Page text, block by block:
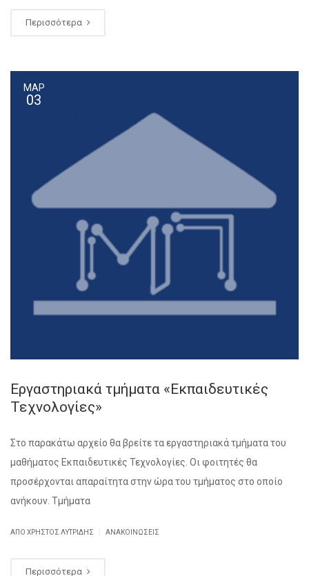
Περισσότερα
ΜΑΡ
03
Εργαστηριακά τμήματα «Εκπαιδευτικές
Τεχνολογίες»
Στο παρακάτω αρχείο θα βρείτε τα εργαστηριακά τμήματα του
μαθήματος Εκπαιδευτικές Τεχνολογίες. Οι φοιτητές θα
προσέρχονται απαραίτητα στην ώρα του τμήματος στο οποίο
ανήκουν. Τμήματα
ΑΠΌ ΧΡΉΣΤΟΣ ΛΥΤΡΊΔΗΣ ΑΝΑΚΟΙΝΏΣΕΙΣ
Περισσότερα